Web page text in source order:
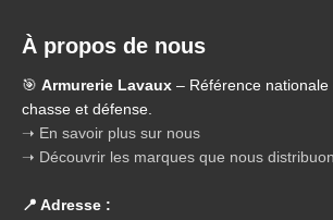
À propos de nous
🎯 Armurerie Lavaux – Référence nationale
chasse et défense.
➝ En savoir plus sur nous
➝ Découvrir les marques que nous
📍 Adresse :